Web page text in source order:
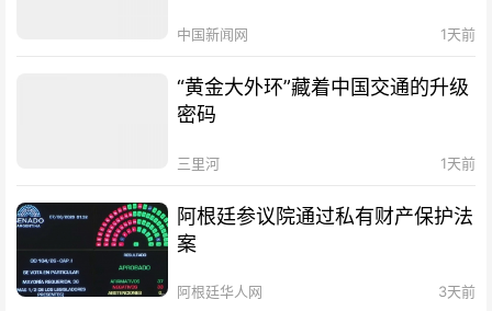
中国新闻网 1天前
“黄金大外环”藏着中国交通的升级
密码
三里河 1天前
阿根廷参议院通过私有财产保护法
案
阿根廷华人网 3天前